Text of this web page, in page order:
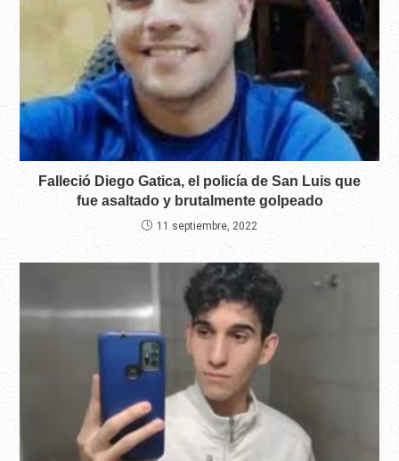
Falleció Diego Gatica, el policía de San Luis que
fue asaltado y brutalmente golpeado
11 septiembre, 2022